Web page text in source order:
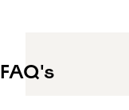
FAQ's